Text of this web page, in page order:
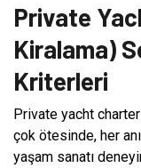
Private
Kiralama)
Kriterleri
Private yacht
çok ötesinde, her
yaşam sanatı